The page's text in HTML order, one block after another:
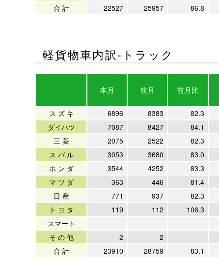
合 計
22527 25957 86.8
軽貨物車内訳-トラック
本月 前月 前月比
ス ズ キ 6896 8383 82.3
ダイハツ
7087 8427 84.1
三 菱
2075 2522 82.3
ス バ ル
3053 3680 83.0
ホ ン ダ
3544 4252 83.3
マ ツ ダ
363 446 81.4
日 産
771 937 82.3
ト ヨ タ
119 112 106.3
スマート
そ の 他
2 2
合 計
23910 28759 83.1